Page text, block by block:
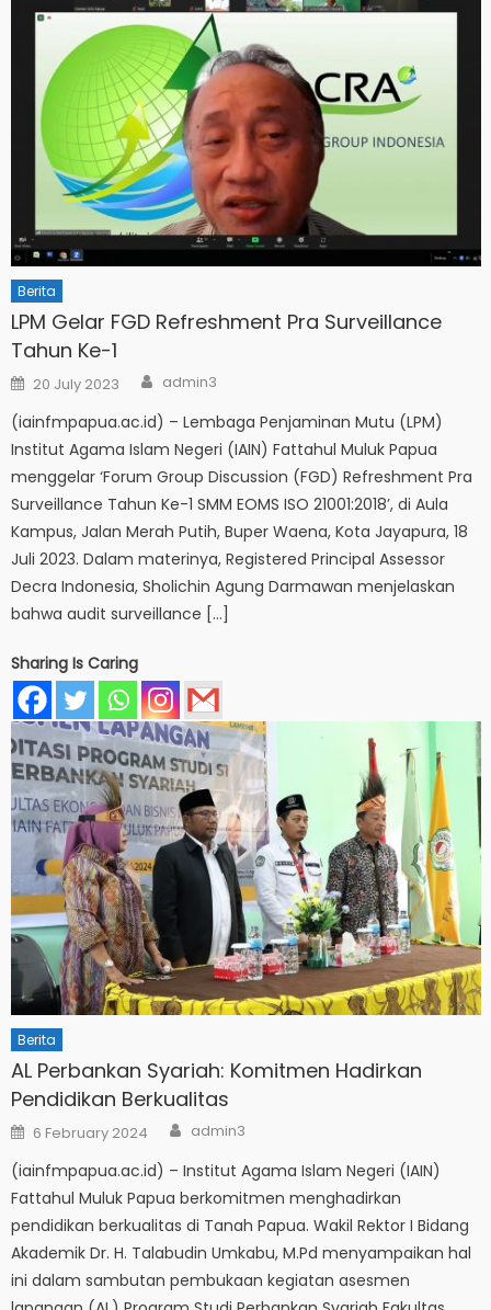
Berita
LPM Gelar FGD Refreshment Pra Surveillance
Tahun Ke-1
Posted
on
20 July 2023 Author
admin3
(iainfmpapua.ac.id) – Lembaga Penjaminan Mutu (LPM)
Institut Agama Islam Negeri (IAIN) Fattahul Muluk Papua
menggelar ‘Forum Group Discussion (FGD) Refreshment Pra
Surveillance Tahun Ke-1 SMM EOMS ISO 21001:2018’, di Aula
Kampus, Jalan Merah Putih, Buper Waena, Kota Jayapura, 18
Juli 2023. Dalam materinya, Registered Principal Assessor
Decra Indonesia, Sholichin Agung Darmawan menjelaskan
bahwa audit surveillance […]
Sharing Is Caring
Berita
AL Perbankan Syariah: Komitmen Hadirkan
Pendidikan Berkualitas
Posted
on
6 February 2024 Author
admin3
(iainfmpapua.ac.id) – Institut Agama Islam Negeri (IAIN)
Fattahul Muluk Papua berkomitmen menghadirkan
pendidikan berkualitas di Tanah Papua. Wakil Rektor I Bidang
Akademik Dr. H. Talabudin Umkabu, M.Pd menyampaikan hal
ini dalam sambutan pembukaan kegiatan asesmen